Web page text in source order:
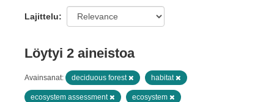
Lajittelu
Löytyi 2 aineistoa
Avainsanat: deciduous forest habitat
ecosystem assessment ecosystem